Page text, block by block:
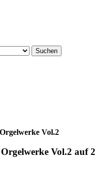
Suchen
Vol.2
Vol.2 auf 2